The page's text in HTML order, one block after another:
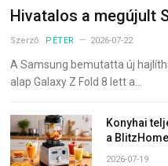
Hivatalos a megújult
Szerző: PÉTER 2026-07-22
A Samsung bemutatta új
alap Galaxy Z Fold 8 lett a…
Konyhai
a
2026-07-19